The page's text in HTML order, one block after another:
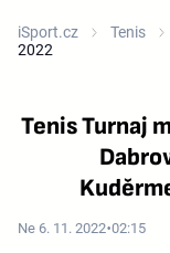
iSport.cz Tenis
2022
Tenis Turnaj
Ne 6. 11. 2022 02:15